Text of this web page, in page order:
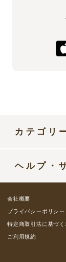
カテゴリ
部品・パーツ
コーヒーミルク類
ヘルプ・
ご利用ガイド
会社概要
プライバシーポリシー
特定商取引法に基づく
ご利用規約